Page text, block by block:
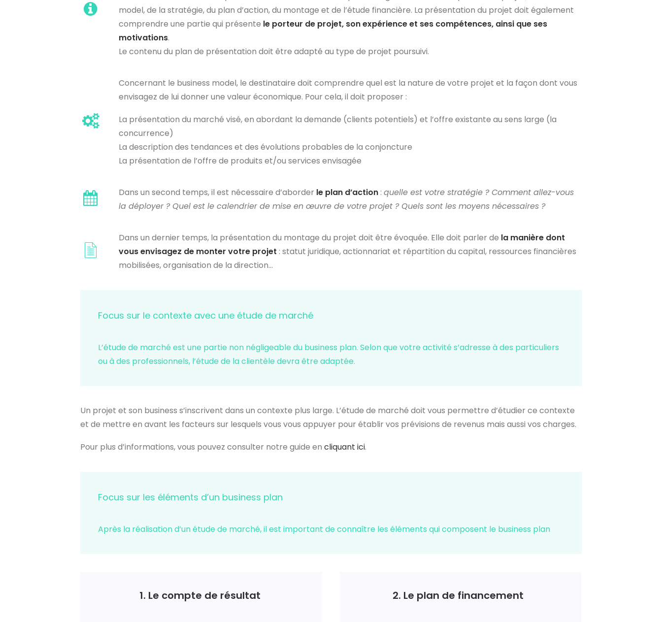
model, de la stratégie, du plan d’action, du montage et de l’étude financière. La présentation du projet doit également
comprendre une partie qui présente le porteur de projet, son expérience et ses compétences, ainsi que ses
motivations.
Le contenu du plan de présentation doit être adapté au type de projet poursuivi.
Concernant le business model, le destinataire doit comprendre quel est la nature de votre projet et la façon dont vous
envisagez de lui donner une valeur économique. Pour cela, il doit proposer :
La présentation du marché visé, en abordant la demande (clients potentiels) et l’offre existante au sens large (la
concurrence)
La description des tendances et des évolutions probables de la conjoncture
La présentation de l’offre de produits et/ou services envisagée
Dans un second temps, il est nécessaire d’aborder le plan d’action :quelle est votre stratégie ? Comment allez-vous
la déployer ? Quel est le calendrier de mise en œuvre de votre projet ? Quels sont les moyens nécessaires ?
Dans un dernier temps, la présentation du montage du projet doit être évoquée. Elle doit parler de la manière dont
vous envisagez de monter votre projet : statut juridique, actionnariat et répartition du capital, ressources financières
mobilisées, organisation de la direction…
Focus sur le contexte avec une étude de marché
L’étude de marché est une partie non négligeable du business plan. Selon que votre activité s’adresse à des particuliers
ou à des professionnels, l’étude de la clientèle devra être adaptée.
Un projet et son business s’inscrivent dans un contexte plus large. L’étude de marché doit vous permettre d’étudier ce contexte
et de mettre en avant les facteurs sur lesquels vous vous appuyer pour établir vos prévisions de revenus mais aussi vos charges.
Pour plus d’informations, vous pouvez consulter notre guide encliquant ici.
Focus sur les éléments d’un business plan
Après la réalisation d’un étude de marché, il est important de connaître les éléments qui composent le business plan
1. Le compte de résultat 2. Le plan de financement